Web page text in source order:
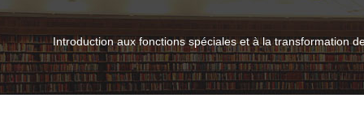
Introduction aux fonctions spéciales et à la transformation